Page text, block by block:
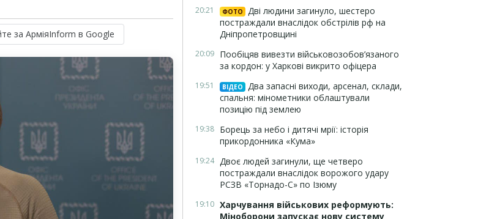
за АрміяInform в Google
20:21 ФОТО
Дві людини загинуло, шестеро
постраждали внаслідок обстрілів рф на
Дніпропетровщині
20:09 Пообіцяв вивезти військовозобов’язаного
за кордон: у Харкові викрито офіцера
19:51 ВІДЕО
Два запасні виходи, арсенал, склади,
спальня: мінометники облаштували
позицію під землею
19:38 Борець за небо і дитячі мрії: історія
прикордонника «Кума»
19:24 Двоє людей загинули, ще четверо
постраждали внаслідок ворожого удару
РСЗВ «Торнадо-С» по Ізюму
19:10 Харчування військових реформують:
Міноборони запускає нову систему